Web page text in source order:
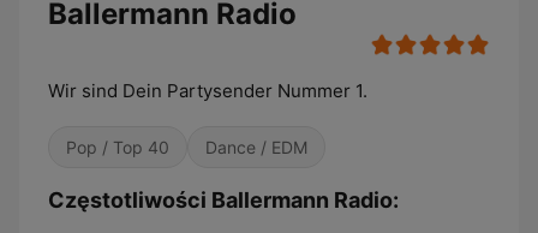
Ballermann Radio
Wir sind Dein Partysender Nummer 1.
Pop / Top 40 Dance / EDM
Częstotliwości Ballermann Radio: